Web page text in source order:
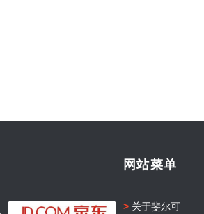
网站菜单
>关于斐尔可